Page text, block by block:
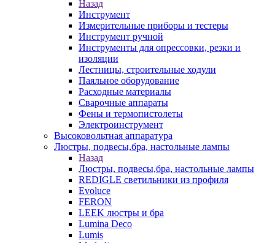
Назад
Инструмент
Измерительные приборы и тестеры
Инструмент ручной
Инструменты для опрессовки, резки и
изоляции
Лестницы, строительные ходули
Паяльное оборудование
Расходные материалы
Сварочные аппараты
Фены и термопистолеты
Электроинструмент
Высоковольтная аппаратура
Люстры, подвесы,бра, настольные лампы
Назад
Люстры, подвесы,бра, настольные лампы
REDIGLE светильники из профиля
Evoluce
FERON
LEEK люстры и бра
Lumina Deco
Lumis